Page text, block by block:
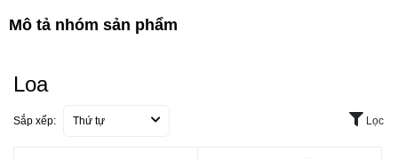
Mô tả nhóm sản phẩm
Loa
Sắp xếp: Thứ tự Lọc